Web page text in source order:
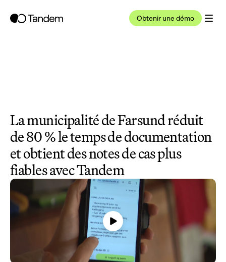
Obtenir une démo
La municipalité de Farsund réduit
de 80 % le temps de documentation
et obtient des notes de cas plus
fiables avec Tandem